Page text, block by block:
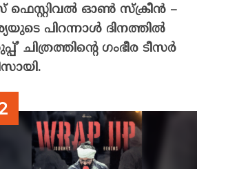
ഫെസ്റ്റിവൽ ഓൺ സ്‌ക്രീൻ –
പിറന്നാൾ ദിനത്തിൽ
ചിത്രത്തിന്റെ ഗംഭീര ടീസർ